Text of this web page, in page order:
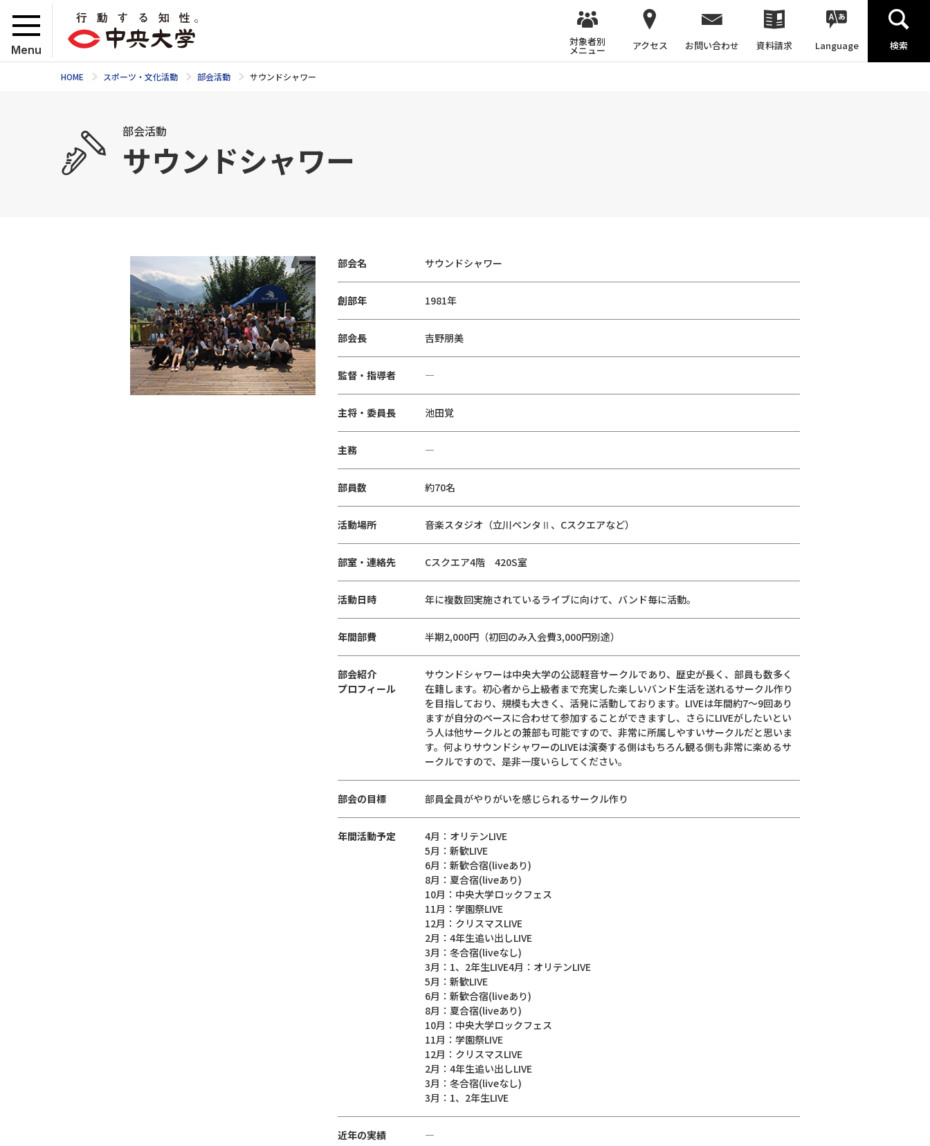
Menu
対象者別
メニュー アクセス お問い合わせ 資料請求 Language 検索
HOME スポーツ・文化活動 部会活動 サウンドシャワー
部会活動
サウンドシャワー
部会名 サウンドシャワー
創部年 1981年
部会長 吉野朋美
監督・指導者 ―
主将・委員長 池田覚
主務 ―
部員数 約70名
活動場所 音楽スタジオ（立川ペンタⅡ、Cスクエアなど）
部室・連絡先 Cスクエア4階 420S室
活動日時 年に複数回実施されているライブに向けて、バンド毎に活動。
年間部費 半期2,000円（初回のみ入会費3,000円別途）
部会紹介
プロフィール
サウンドシャワーは中央大学の公認軽音サークルであり、歴史が長く、部員も数多く
在籍します。初心者から上級者まで充実した楽しいバンド生活を送れるサークル作り
を目指しており、規模も大きく、活発に活動しております。LIVEは年間約7〜9回あり
ますが自分のペースに合わせて参加することができますし、さらにLIVEがしたいとい
う人は他サークルとの兼部も可能ですので、非常に所属しやすいサークルだと思いま
す。何よりサウンドシャワーのLIVEは演奏する側はもちろん観る側も非常に楽めるサ
ークルですので、是非一度いらしてください。
部会の目標 部員全員がやりがいを感じられるサークル作り
年間活動予定
4月：オリテンLIVE
5月：新歓LIVE
6月：新歓合宿(liveあり)
8月：夏合宿(liveあり)
10月：中央大学ロックフェス
11月：学園祭LIVE
12月：クリスマスLIVE
2月：4年生追い出しLIVE
3月：冬合宿(liveなし)
3月：1、2年生LIVE4月：オリテンLIVE
5月：新歓LIVE
6月：新歓合宿(liveあり)
8月：夏合宿(liveあり)
10月：中央大学ロックフェス
11月：学園祭LIVE
12月：クリスマスLIVE
2月：4年生追い出しLIVE
3月：冬合宿(liveなし)
3月：1、2年生LIVE
近年の実績 ―